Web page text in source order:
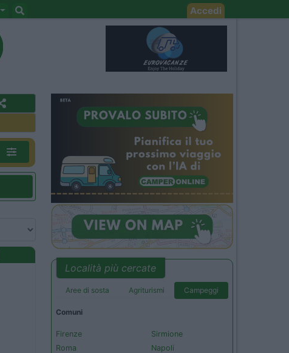
Accedi
Località più cercate
Aree di sosta Agriturismi Campeggi
Comuni
Firenze
Roma
Sirmione
Napoli